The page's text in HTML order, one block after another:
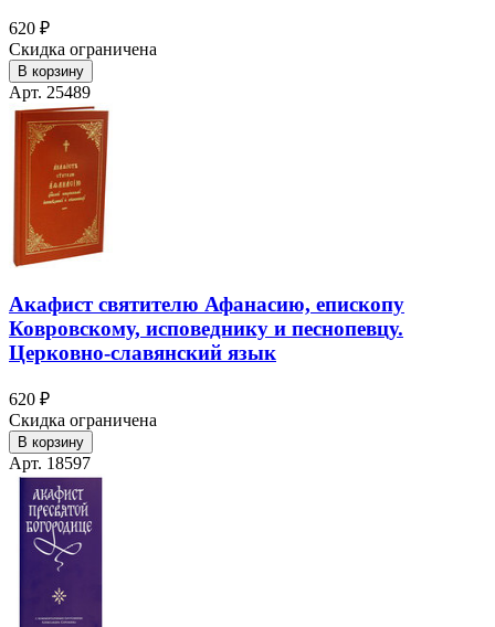
620 ₽
Скидка ограничена
В корзину
Арт. 25489
Акафист святителю Афанасию, епископу
Ковровскому, исповеднику и песнопевцу.
Церковно-славянский язык
620 ₽
Скидка ограничена
В корзину
Арт. 18597